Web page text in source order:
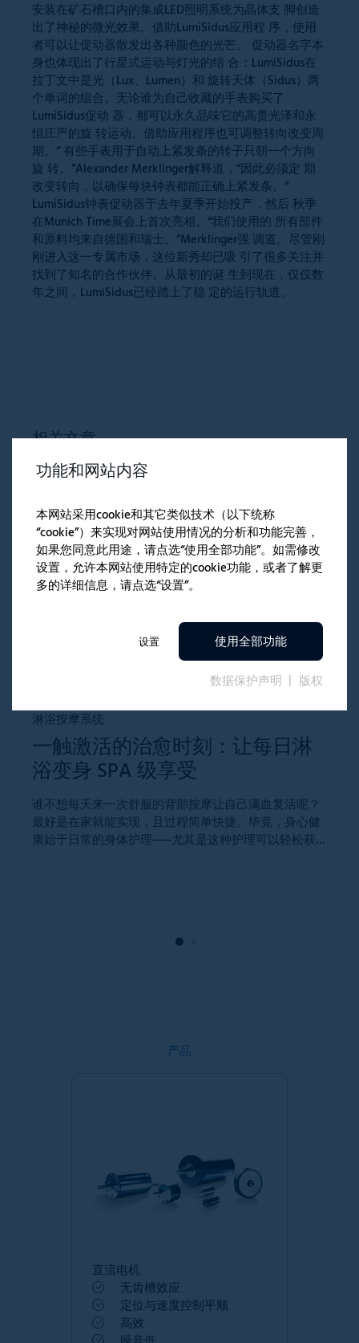
安装在矿石槽口内的集成LED照明系统为晶体支 脚创造
出了神秘的微光效果。借助LumiSidus应用程 序，使用
者可以让促动器散发出各种颜色的光芒。 促动器名字本
身也体现出了行星式运动与灯光的结 合：LumiSidus在
拉丁文中是光（Lux、Lumen）和 旋转天体（Sidus）两
个单词的组合。无论谁为自己收藏的手表购买了
LumiSidus促动 器，都可以永久品味它的高贵光泽和永
恒庄严的旋 转运动。借助应用程序也可调整转向改变周
期。“ 有些手表用于自动上紧发条的转子只朝一个方向
旋 转。”Alexander Merklinger解释道，“因此必须定 期
改变转向，以确保每块钟表都能正确上紧发条。”
LumiSidus钟表促动器于去年夏季开始投产，然后 秋季
在Munich Time展会上首次亮相。“我们使用的 所有部件
和原料均来自德国和瑞士。”Merklinger强 调道。尽管刚
刚进入这一专属市场，这位新秀却已吸 引了很多关注并
找到了知名的合作伙伴。从最初的诞 生到现在，仅仅数
年之间，LumiSidus已经踏上了稳 定的运行轨道。
相关文章
APPLICATION
淋浴按摩系统
一触激活的治愈时刻：让每日淋
浴变身 SPA 级享受
谁不想每天来一次舒服的背部按摩让自己满血复活呢？
最好是在家就能实现，且过程简单快捷。毕竟，身心健
康始于日常的身体护理——尤其是这种护理可以轻松获
供了便捷的身体护理方案。
产品
直流电机
无齿槽效应
定位与速度控制平顺
高效
功能和网站内容
本网站采用cookie和其它类似技术（以下统称
“cookie”）来实现对网站使用情况的分析和功能完善，
如果您同意此用途，请点选“使用全部功能”。如需修改
设置，允许本网站使用特定的cookie功能，或者了解更
多的详细信息，请点选“设置”。
设置 使用全部功能
数据保护声明 版权